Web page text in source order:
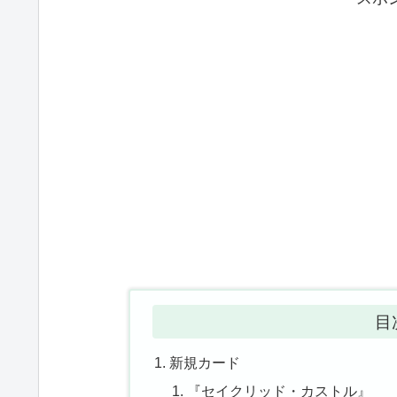
目
新規カード
『セイクリッド・カストル』